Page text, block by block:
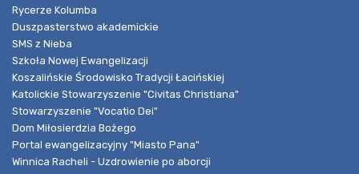
Rycerze Kolumba
Duszpasterstwo akademickie
SMS z Nieba
Szkoła Nowej Ewangelizacji
Koszalińskie Środowisko Tradycji Łacińskiej
Katolickie Stowarzyszenie "Civitas Christiana"
Stowarzyszenie "Vocatio Dei"
Dom Miłosierdzia Bożego
Portal ewangelizacyjny "Miasto Pana"
Winnica Racheli - Uzdrowienie po aborcji